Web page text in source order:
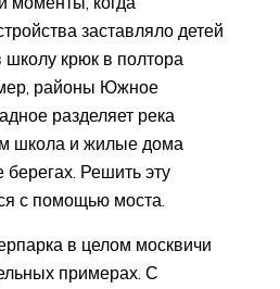
заставляло детей
школу крюк в полтора
районы Южное
разделяет река
школа и жилые дома
берегах. Решить эту
с помощью моста.
в целом москвичи
примерах. С